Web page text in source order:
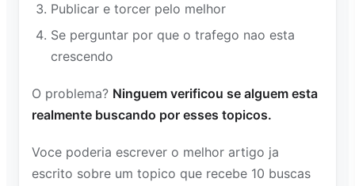
Publicar e torcer pelo melhor
Se perguntar por que o trafego nao esta
crescendo
O problema? Ninguem verificou se alguem esta
realmente buscando por esses topicos.
Voce poderia escrever o melhor artigo ja
escrito sobre um topico que recebe 10 buscas